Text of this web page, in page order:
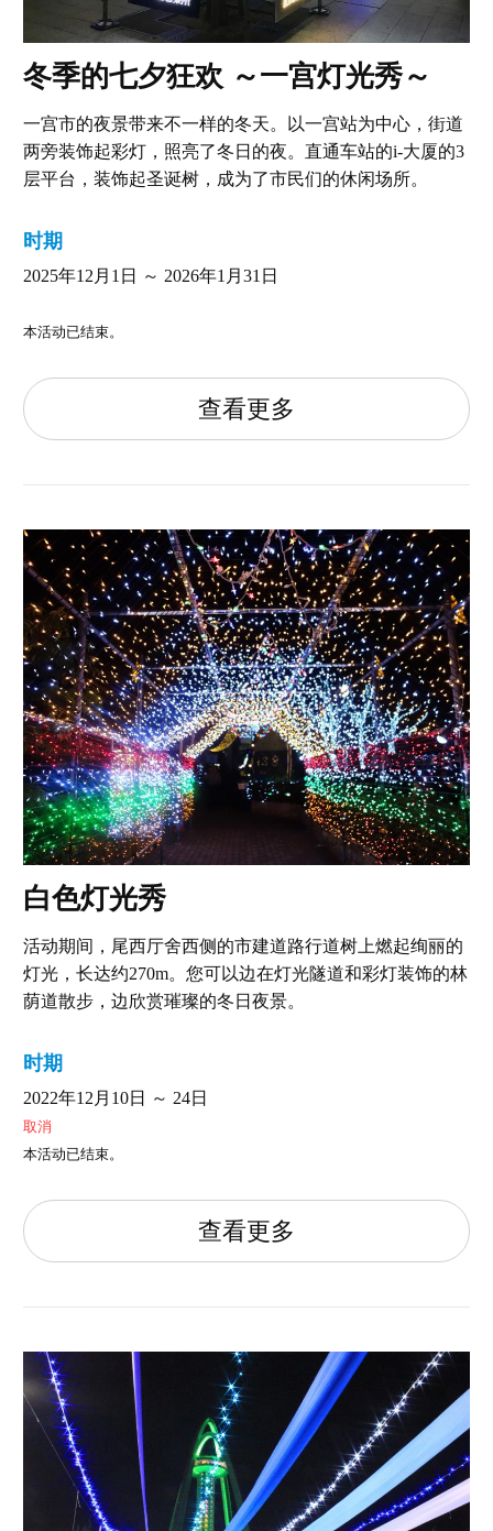
冬季的七夕狂欢 ～一宫灯光秀～
一宫市的夜景带来不一样的冬天。以一宫站为中心，街道
两旁装饰起彩灯，照亮了冬日的夜。直通车站的i-大厦的3
层平台，装饰起圣诞树，成为了市民们的休闲场所。
时期
2025年12月1日 ～ 2026年1月31日
本活动已结束。
查看更多
白色灯光秀
活动期间，尾西厅舍西侧的市建道路行道树上燃起绚丽的
灯光，长达约270m。您可以边在灯光隧道和彩灯装饰的林
荫道散步，边欣赏璀璨的冬日夜景。
时期
2022年12月10日 ～ 24日
取消
本活动已结束。
查看更多